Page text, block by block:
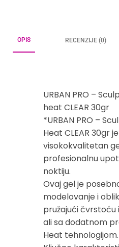
OPIS RECENZIJE (0)
URBAN PRO –
heat CLEAR 30gr
*URBAN PRO –
Heat CLEAR 30gr je
visokokvalitetan
profesionalnu
noktiju.
Ovaj gel je
modelovanje i
pružajući čvrstoću
ali sa dodatnom
Heat tehnologijom.